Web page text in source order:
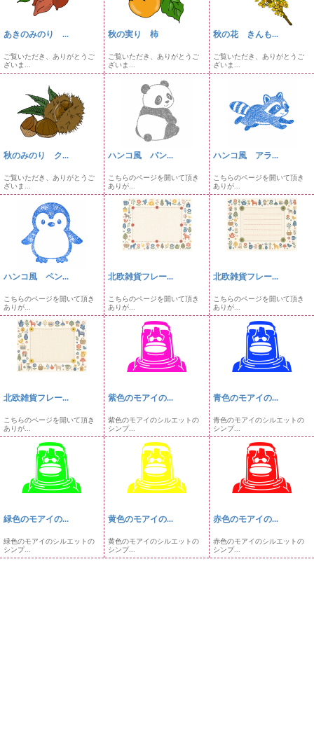
あきのみのり ...
ご覧いただき、ありがとうご
ざいま...
秋の実り 柿
ご覧いただき、ありがとうご
ざいま...
秋の花 きんも...
ご覧いただき、ありがとうご
ざいま...
秋のみのり ク...
ご覧いただき、ありがとうご
ざいま...
ハンコ風 パン...
こちらのページを開いて頂き
ありが...
ハンコ風 アラ...
こちらのページを開いて頂き
ありが...
ハンコ風 ペン...
こちらのページを開いて頂き
ありが...
北欧雑貨フレー...
こちらのページを開いて頂き
ありが...
北欧雑貨フレー...
こちらのページを開いて頂き
ありが...
北欧雑貨フレー...
こちらのページを開いて頂き
ありが...
紫色のモアイの...
紫色のモアイのシルエットの
シンプ...
青色のモアイの...
青色のモアイのシルエットの
シンプ...
緑色のモアイの...
緑色のモアイのシルエットの
シンプ...
黄色のモアイの...
黄色のモアイのシルエットの
シンプ...
赤色のモアイの...
赤色のモアイのシルエットの
シンプ...